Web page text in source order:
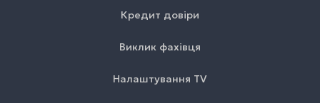
Кредит довіри
Виклик фахівця
Налаштування TV